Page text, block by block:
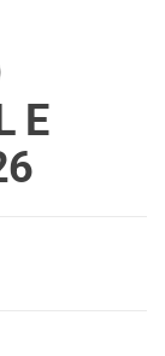
E